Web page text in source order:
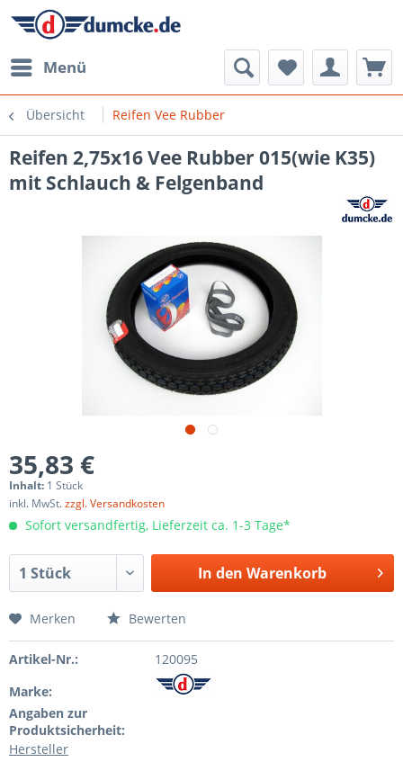
Menü
Übersicht Reifen Vee Rubber
Reifen 2,75x16 Vee Rubber 015(wie K35)
mit Schlauch & Felgenband
35,83 €
Inhalt: 1 Stück
inkl. MwSt.zzgl. Versandkosten
Sofort versandfertig, Lieferzeit ca. 1-3 Tage*
In den Warenkorb
Merken Bewerten
Artikel-Nr.:
120095
Marke:
Angaben zur
Produktsicherheit:
Hersteller